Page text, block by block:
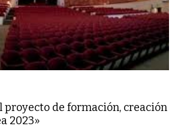
proyecto de formación, creación
2023»